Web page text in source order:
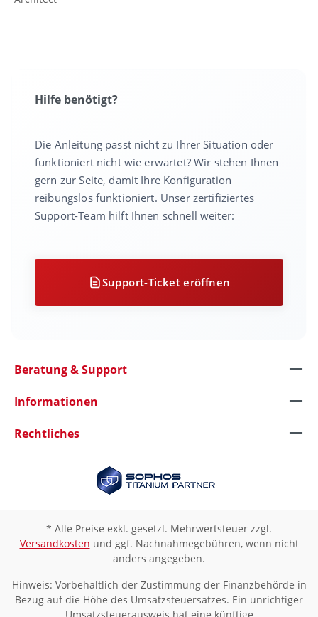
Hilfe benötigt?
Die Anleitung passt nicht zu Ihrer Situation oder
funktioniert nicht wie erwartet? Wir stehen Ihnen
gern zur Seite, damit Ihre Konfiguration
reibungslos funktioniert. Unser zertifiziertes
Support-Team hilft Ihnen schnell weiter:
Support-Ticket eröffnen
Beratung & Support
Informationen
Rechtliches
* Alle Preise exkl. gesetzl. Mehrwertsteuer zzgl.
Versandkosten und ggf. Nachnahmegebühren, wenn nicht
anders angegeben.
Hinweis: Vorbehaltlich der Zustimmung der Finanzbehörde in
Bezug auf die Höhe des Umsatzsteuersatzes. Ein unrichtiger